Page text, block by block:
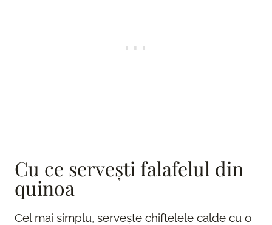
Cu ce servești falafelul din
quinoa
Cel mai simplu, servește chiftelele calde cu o